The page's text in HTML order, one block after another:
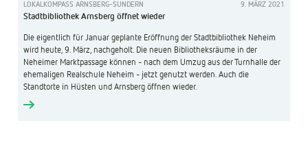
LOKALKOMPASS ARNSBERG-SUNDERN 9. MÄRZ 2021
Stadtbibliothek Arnsberg öffnet wieder
Die eigentlich für Januar geplante Eröffnung der Stadtbibliothek Neheim
wird heute, 9. März, nachgeholt. Die neuen Bibliotheksräume in der
Neheimer Marktpassage können - nach dem Umzug aus der Turnhalle der
ehemaligen Realschule Neheim - jetzt genutzt werden. Auch die
Standtorte in Hüsten und Arnsberg öffnen wieder.